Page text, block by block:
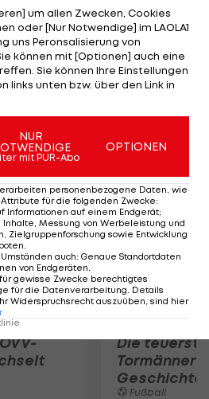
so der 20-Jährige.
der Zwangspausen
Lorenzo "sehr speziell"
mich also wichtig, möglichst
Dass er seinen
"umso schöner".
Die
Tormänner
Geschichte
Fußball
um allen Zwecken, Cookies
oder [Nur Notwendige] im LAOLA1
uns Peronsalisierung von
können mit [Optionen] auch eine
Sie können Ihre Einstellungen
links unten bzw. über den Link in
NUR
mit PUR-Abo
OPTIONEN
personenbezogene Daten, wie
für die folgenden Zwecke:
Informationen auf einem Endgerät;
Messung von Werbeleistung und
Zielgruppenforschung sowie Entwicklung
.
auch: Genaue Standortdaten
von Endgeräten.
gewisse Zwecke berechtigtes
für die Datenverarbeitung. Details
Widerspruchsrecht auszuüben, sind hier